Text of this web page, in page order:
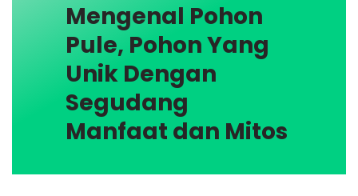
Mengenal Pohon
Pule, Pohon Yang
Unik Dengan
Segudang
Manfaat dan Mitos